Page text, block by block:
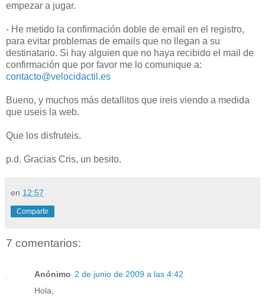
empezar a jugar.
- He metido la confirmación doble de email en el registro,
para evitar problemas de emails que no llegan a su
destinatario. Si hay alguien que no haya recibido el mail de
confirmación que por favor me lo comunique a:
contacto@velocidactil.es
Bueno, y muchos más detallitos que ireis viendo a medida
que useis la web.
Que los disfruteis.
p.d. Gracias Cris, un besito.
en 12:57
Compartir
7 comentarios:
Anónimo 2 de junio de 2009 a las 4:42
Hola,